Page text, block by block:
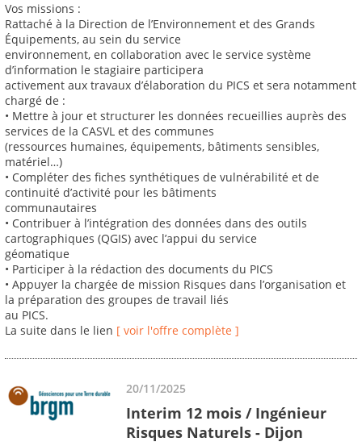
Vos missions :
Rattaché à la Direction de l’Environnement et des Grands
Équipements, au sein du service
environnement, en collaboration avec le service système
d’information le stagiaire participera
activement aux travaux d’élaboration du PICS et sera notamment
chargé de :
• Mettre à jour et structurer les données recueillies auprès des
services de la CASVL et des communes
(ressources humaines, équipements, bâtiments sensibles,
matériel…)
• Compléter des fiches synthétiques de vulnérabilité et de
continuité d’activité pour les bâtiments
communautaires
• Contribuer à l’intégration des données dans des outils
cartographiques (QGIS) avec l’appui du service
géomatique
• Participer à la rédaction des documents du PICS
• Appuyer la chargée de mission Risques dans l’organisation et
la préparation des groupes de travail liés
au PICS.
La suite dans le lien [ voir l'offre complète ]
20/11/2025
Interim 12 mois / Ingénieur
Risques Naturels - Dijon